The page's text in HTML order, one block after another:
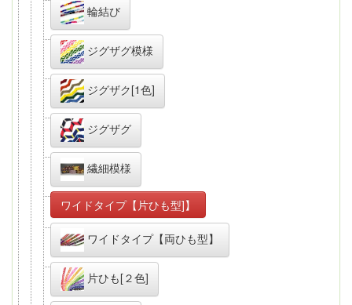
輪結び
ジグザグ模様
ジグザク[1色]
ジグザグ
繊細模様
ワイドタイプ【片ひも型]】
ワイドタイプ【両ひも型】
片ひも[２色]